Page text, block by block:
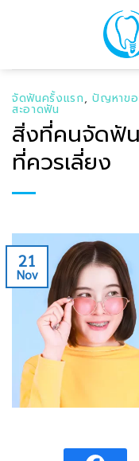
content
จัดฟันครั้งแรก,ปัญหาข
สะอาดฟัน
สิ่งที่คนจัดฟัน
ที่ควรเลี่ยง
21
Nov